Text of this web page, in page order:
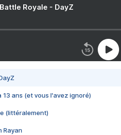
Royale - DayZ
13 ans (et vous l'avez ignoré)
(littéralement)
Rayan